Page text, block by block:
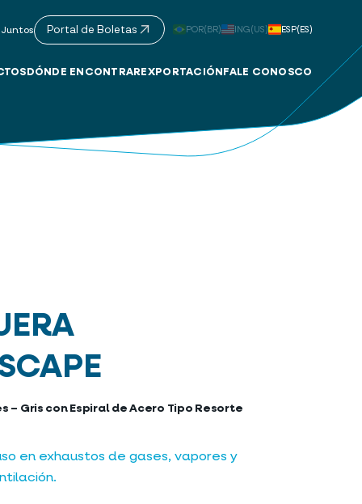
Portal de Boletas POR(BR) ING(US) ESP(ES)
DÓNDE ENCONTRAR EXPORTACIÓN FALE CONOSCO
– Gris con Espiral de Acero Tipo Resorte
en exhaustos de gases, vapores y